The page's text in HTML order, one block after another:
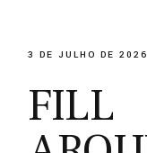
3 DE JULHO DE 2026
FILL